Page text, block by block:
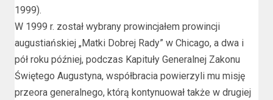
1999).
W 1999 r. został wybrany prowincjałem prowincji
augustiańskiej „Matki Dobrej Rady” w Chicago, a dwa i
pół roku później, podczas Kapituły Generalnej Zakonu
Świętego Augustyna, współbracia powierzyli mu misję
przeora generalnego, którą kontynuował także w drugiej